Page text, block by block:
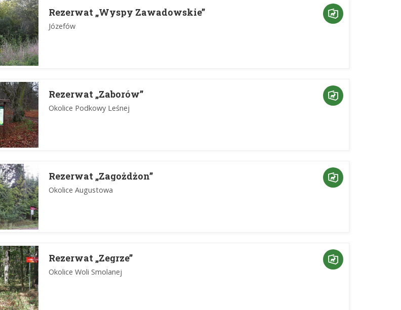
Rezerwat „Wyspy Zawadowskie”
Józefów
Rezerwat „Zaborów”
Okolice Podkowy Leśnej
Rezerwat „Zagożdżon”
Okolice Augustowa
Rezerwat „Zegrze”
Okolice Woli Smolanej